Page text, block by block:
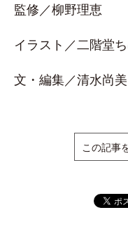
監修／柳野理恵
イラスト／二階堂
文・編集／清水尚美
この記事